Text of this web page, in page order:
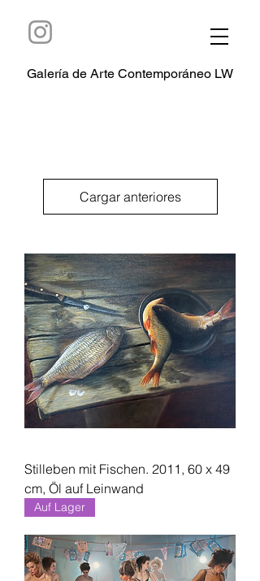
Galería de Arte Contemporáneo LW
Cargar anteriores
Stilleben mit Fischen. 2011, 60 x 49
cm, Öl auf Leinwand
Auf Lager